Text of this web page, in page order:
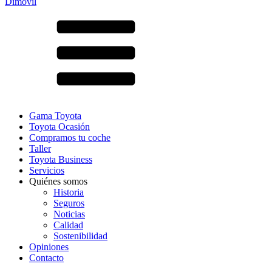
Gama Toyota
Toyota Ocasión
Compramos tu coche
Taller
Toyota Business
Servicios
Quiénes somos
Historia
Seguros
Noticias
Calidad
Sostenibilidad
Opiniones
Contacto